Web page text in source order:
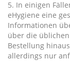
5. In einigen
eHygiene eine
Informationen
über die
Bestellung
allerdings nur